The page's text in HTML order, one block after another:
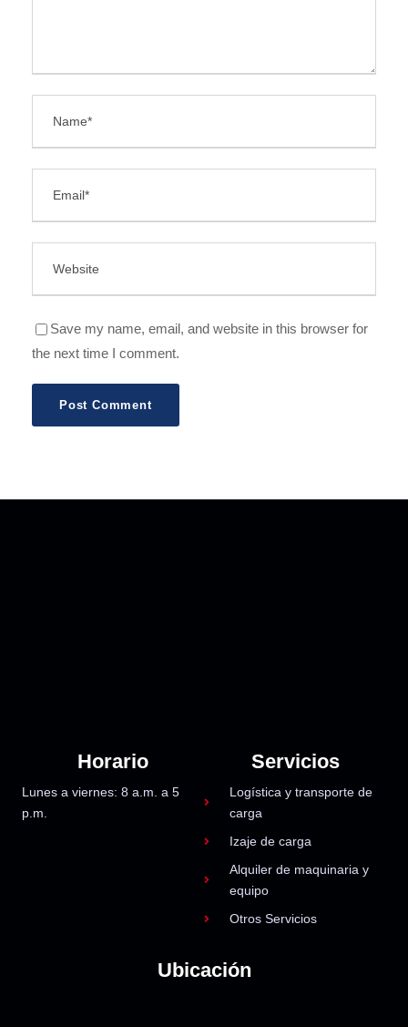
Save my name, email, and website in this browser for
the next time I comment.
Horario
Lunes a viernes: 8 a.m. a 5
p.m.
Servicios
Logística y transporte de
carga
Izaje de carga
Alquiler de maquinaria y
equipo
Otros Servicios
Ubicación